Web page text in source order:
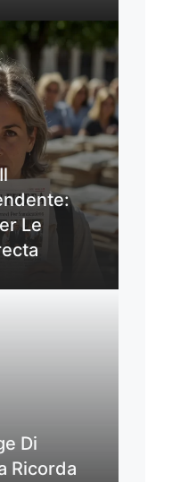
Le
Di
Ricorda